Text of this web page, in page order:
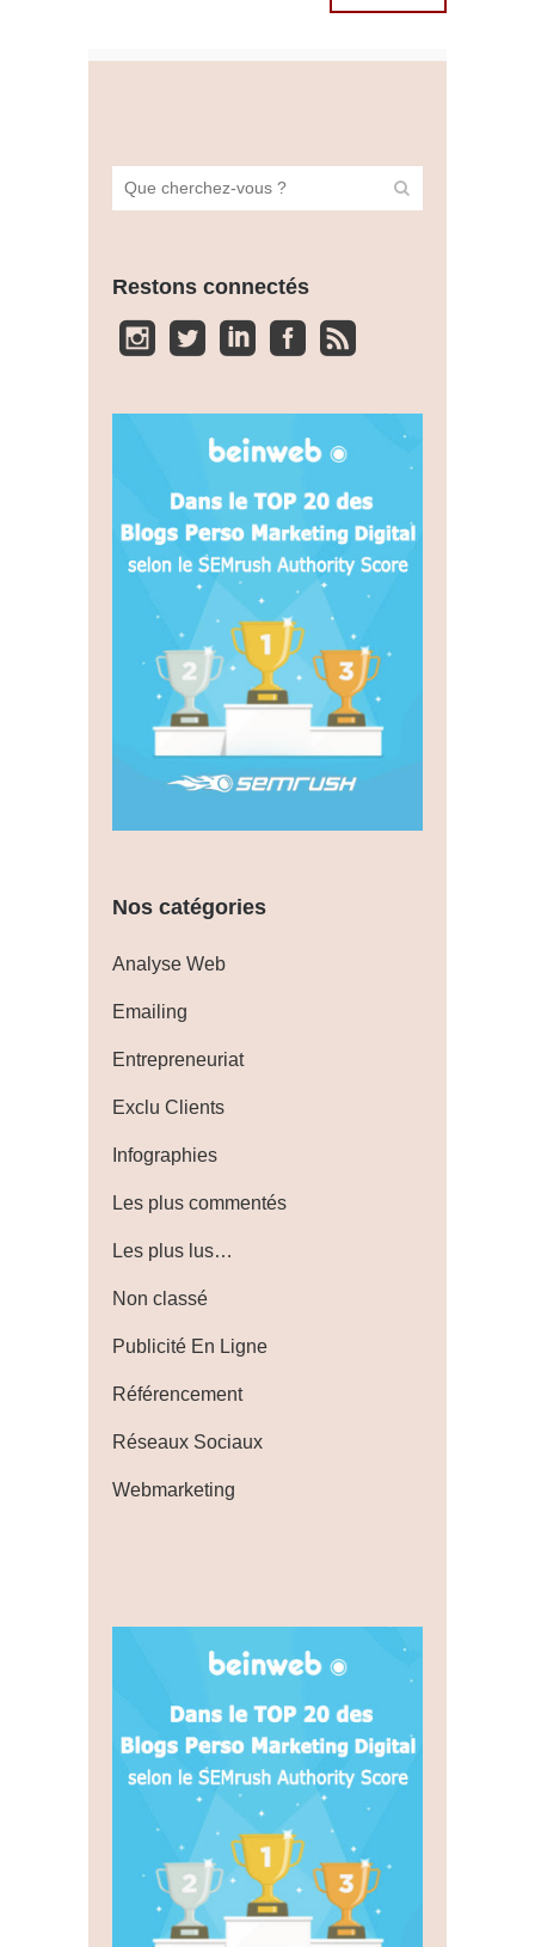
Restons connectés
Nos catégories
Analyse Web
Emailing
Entrepreneuriat
Exclu Clients
Infographies
Les plus commentés
Les plus lus…
Non classé
Publicité En Ligne
Référencement
Réseaux Sociaux
Webmarketing